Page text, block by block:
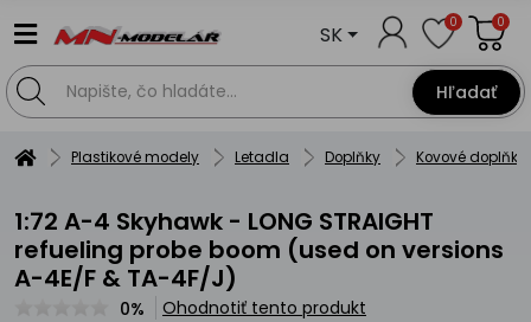
Hľadať
SK 0 0
Plastikové modely Letadla Doplňky Kovové doplňky
1:72 A-4 Skyhawk - LONG STRAIGHT
refueling probe boom (used on versions
A-4E/F & TA-4F/J)
0% Ohodnotiť tento produkt